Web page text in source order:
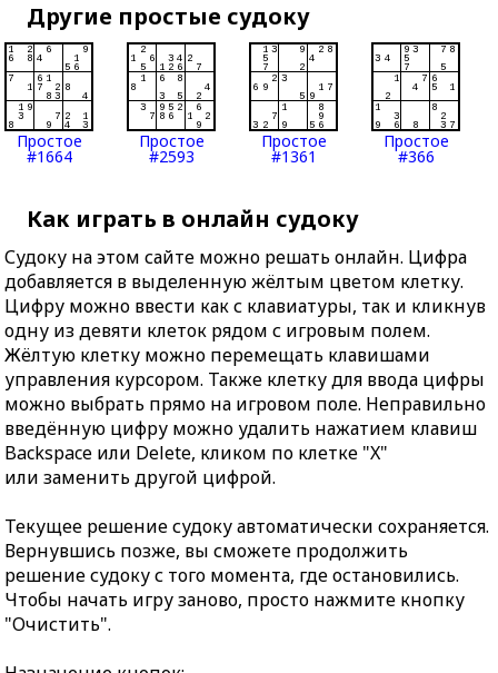
Другие простые судоку
Простое
#1664
Простое
#2593
Простое
#1361
Простое
#366
Как играть в онлайн судоку
Судоку на этом сайте можно решать онлайн. Цифра
добавляется в выделенную жёлтым цветом клетку.
Цифру можно ввести как с клавиатуры, так и кликнув
одну из девяти клеток рядом с игровым полем.
Жёлтую клетку можно перемещать клавишами
управления курсором. Также клетку для ввода цифры
можно выбрать прямо на игровом поле. Неправильно
введённую цифру можно удалить нажатием клавиш
Backspace или Delete, кликом по клетке "X"
или заменить другой цифрой.
Текущее решение судоку автоматически сохраняется.
Вернувшись позже, вы сможете продолжить
решение судоку с того момента, где остановились.
Чтобы начать игру заново, просто нажмите кнопку
"Очистить".